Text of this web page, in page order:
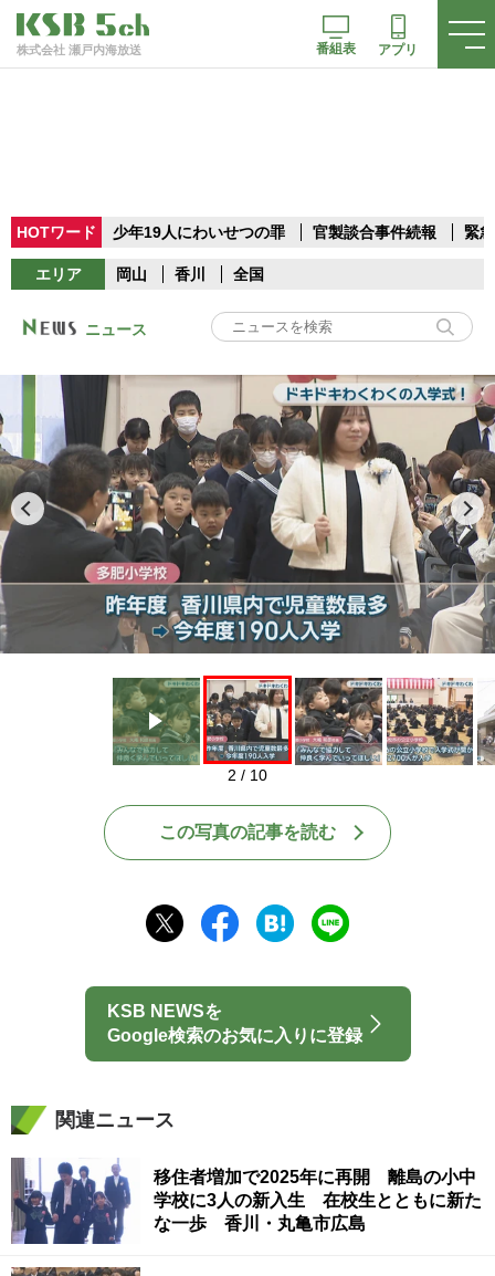
株式会社 瀬戸内海放送 番組表 アプリ
HOTワード 少年19人にわいせつの罪 官製談合事件続報 緊
エリア 岡山 香川 全国
ニュース
Play
2 / 10
この写真の記事を読む
KSB NEWSを
Google検索のお気に入りに登録
関連ニュース
移住者増加で2025年に再開 離島の小中
学校に3人の新入生 在校生とともに新た
な一歩 香川・丸亀市広島